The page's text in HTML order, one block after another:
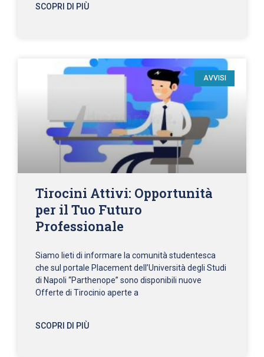
SCOPRI DI PIÙ
AVVISI
Tirocini Attivi: Opportunità
per il Tuo Futuro
Professionale
Siamo lieti di informare la comunità studentesca
che sul portale Placement dell’Università degli Studi
di Napoli “Parthenope” sono disponibili nuove
Offerte di Tirocinio aperte a
SCOPRI DI PIÙ